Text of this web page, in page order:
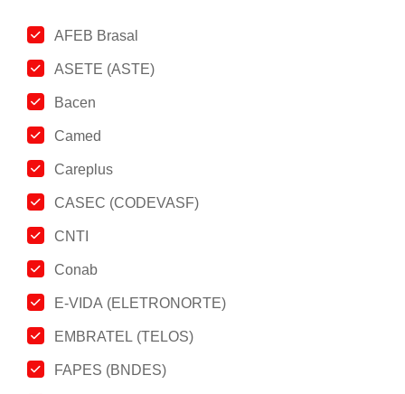
AFEB Brasal
ASETE (ASTE)
Bacen
Camed
Careplus
CASEC (CODEVASF)
CNTI
Conab
E-VIDA (ELETRONORTE)
EMBRATEL (TELOS)
FAPES (BNDES)